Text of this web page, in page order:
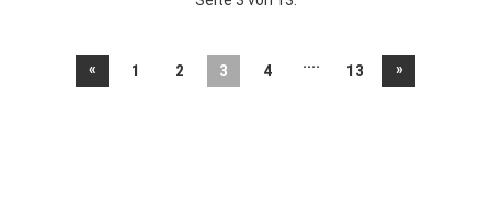
« 1 2 3 4 .... 13 »